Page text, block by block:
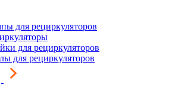
для рециркуляторов
для рециркуляторов
для рециркуляторов